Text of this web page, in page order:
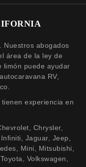
Nuestros abogados
área de la ley de
limón puede ayudar
RV,
experiencia en
Chrysler,
Jaguar, Jeep,
Mini, Mitsubishi,
Volkswagen,